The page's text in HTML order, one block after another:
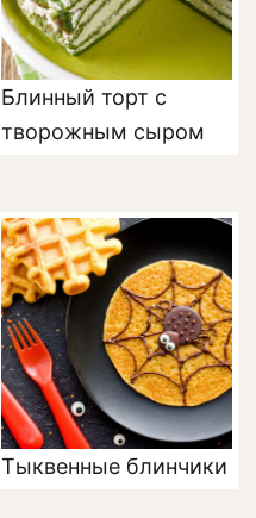
Блинный торт с
творожным сыром
Тыквенные блинчики